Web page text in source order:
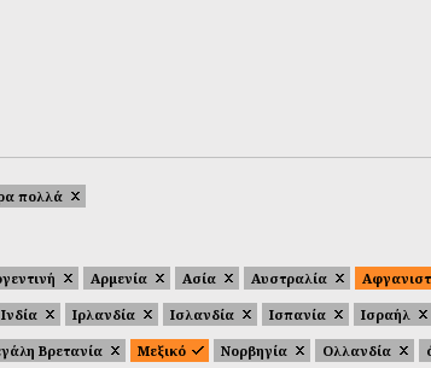
πολλά
Αρμενία Ασία Αυστραλία
Ινδία Ιρλανδία Ισλανδία Ισπανία Ισραήλ
Βρετανία Μεξικό Νορβηγία Ολλανδία